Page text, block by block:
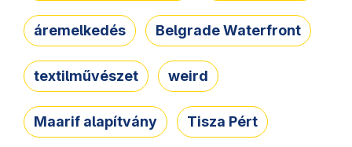
áremelkedés Belgrade Waterfront
textilművészet weird
Maarif alapítvány Tisza Pért